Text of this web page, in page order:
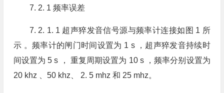
7. 2. 1 频率误差
7. 2. 1. 1 超声猝发音信号源与频率计连接如图 1 所
示 。频率计的闸门时间设置为 1 s ，超声猝发音持续时
间设置为 5 s ， 重复周期设置为 10 s ，频率分别设置为
20 khz 、50 khz、 2. 5 mhz 和 25 mhz。